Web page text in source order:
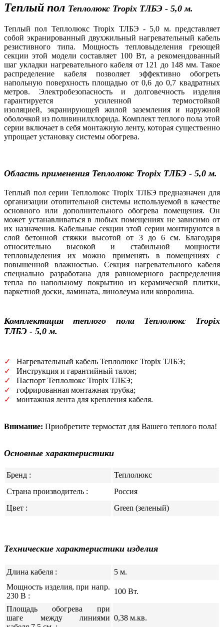
Теплый пол Теплолюкс Tropix ТЛБЭ - 5,0 м.
Теплый пол Теплолюкс Tropix ТЛБЭ - 5,0 м. представляет
собой экранированный двухжильный нагревательный кабель
резистивного типа. Мощность тепловыделения греющей
секции этой модели составляет 100 Вт, а рекомендованный
шаг укладки нагревательного кабеля от 121 до 148 мм. Такое
распределение кабеля позволяет эффективно обогреть
напольную поверхность площадью от 0,6 до 0,7 квадратных
метров. Электробезопасность и долговечность изделия
гарантируется усиленной термостойкой
изоляцией, экранирующей жилой заземления и наружной
оболочкой из поливинилхлорида. Комплект теплого пола этой
серии включает в себя монтажную ленту, которая существенно
упрощает установку системы обогрева.
Область применения Теплолюкс Tropix ТЛБЭ - 5,0 м.
Теплый пол серии Теплолюкс Tropix ТЛБЭ предназначен для
организации отопительной системы используемой в качестве
основного или дополнительного обогрева помещения. Он
может устанавливаться в любых помещениях не зависимо от
их назначения. Кабельные секции этой серии монтируются в
слой бетонной стяжки высотой от 3 до 6 см. Благодаря
относительно высокой и стабильной мощности
тепловыделения их можно применять в помещениях с
повышенной влажностью. Секция нагревательного кабеля
специально разработана для равномерного распределения
тепла по напольному покрытию из керамической плитки,
паркетной доски, ламината, линолеума или ковролина.
Комплектация теплого пола Теплолюкс Tropix
ТЛБЭ - 5,0 м.
✓
Нагревательный кабель Теплолюкс Tropix ТЛБЭ;
✓
Инструкция и гарантийный талон;
✓
Паспорт Теплолюкс Tropix ТЛБЭ;
✓
гофрированная монтажная трубка;
✓
монтажная лента для крепления кабеля.
Внимание: Приобретите термостат для Вашего теплого пола!
Основные характеристики
Бренд :
Теплолюкс
Страна производитель :
Россия
Цвет :
Green (зеленый)
Технические характеристики изделия
Длина кабеля :
5 м.
Мощность изделия, при напр.
230 В :
100 Вт.
Площадь обогрева при
шаге между линиями 0,38 м.кв.